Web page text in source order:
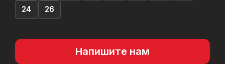
24
26
Напишите нам